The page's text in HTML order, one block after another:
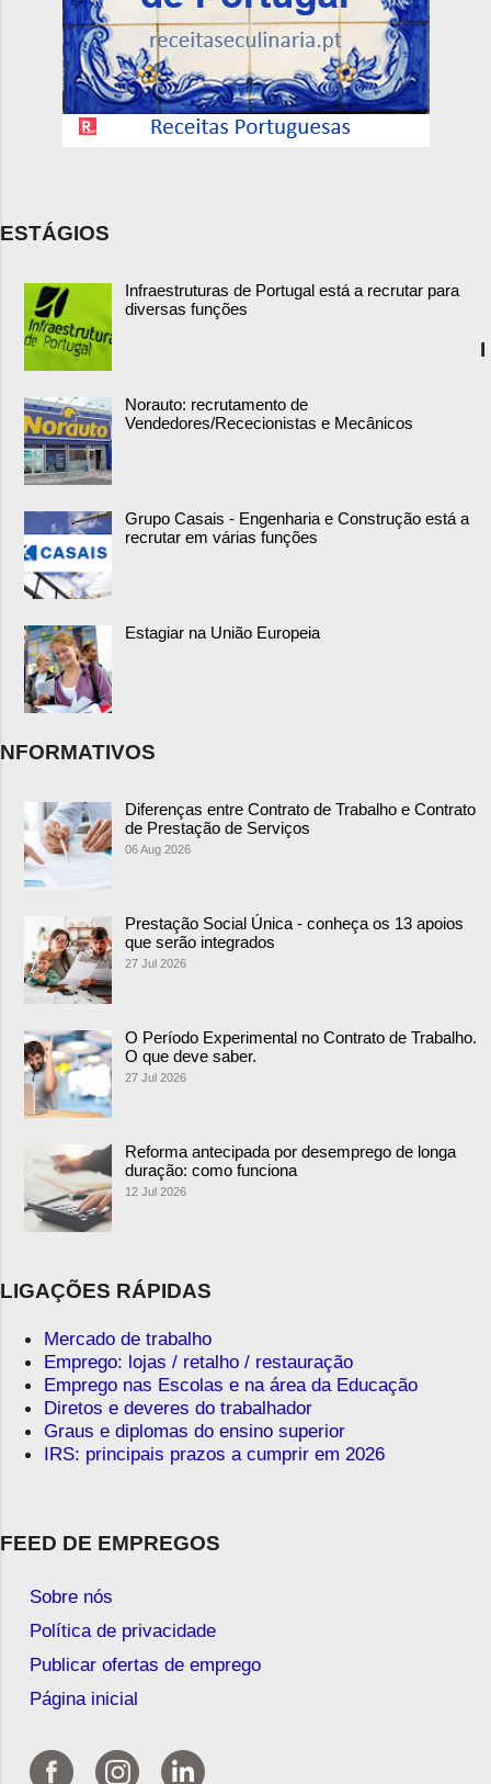
ESTÁGIOS
Infraestruturas de Portugal está a recrutar para
diversas funções
Norauto: recrutamento de
Vendedores/Rececionistas e Mecânicos
Grupo Casais - Engenharia e Construção está a
recrutar em várias funções
Estagiar na União Europeia
I
NFORMATIVOS
Diferenças entre Contrato de Trabalho e Contrato
de Prestação de Serviços
06 Aug 2026
Prestação Social Única - conheça os 13 apoios
que serão integrados
27 Jul 2026
O Período Experimental no Contrato de Trabalho.
O que deve saber.
27 Jul 2026
Reforma antecipada por desemprego de longa
duração: como funciona
12 Jul 2026
LIGAÇÕES RÁPIDAS
Mercado de trabalho
Emprego: lojas / retalho / restauração
Emprego nas Escolas e na área da Educação
Diretos e deveres do trabalhador
Graus e diplomas do ensino superior
IRS: principais prazos a cumprir em 2026
FEED DE EMPREGOS
Sobre nós
Política de privacidade
Publicar ofertas de emprego
Página inicial